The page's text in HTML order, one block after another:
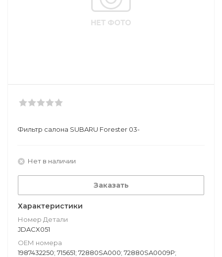
Фильтр салона SUBARU Forester 03-
Нет в наличии
Заказать
Характеристики
Номер Детали
JDACX051
ОЕМ номера
1987432250; 715651; 72880SA000; 72880SA0009P;